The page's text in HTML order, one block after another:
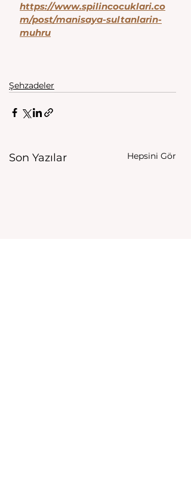
https://www.spilincocuklari.co
m/post/manisaya-sultanlarin-
muhru
Şehzadeler
Son Yazılar Hepsini Gör